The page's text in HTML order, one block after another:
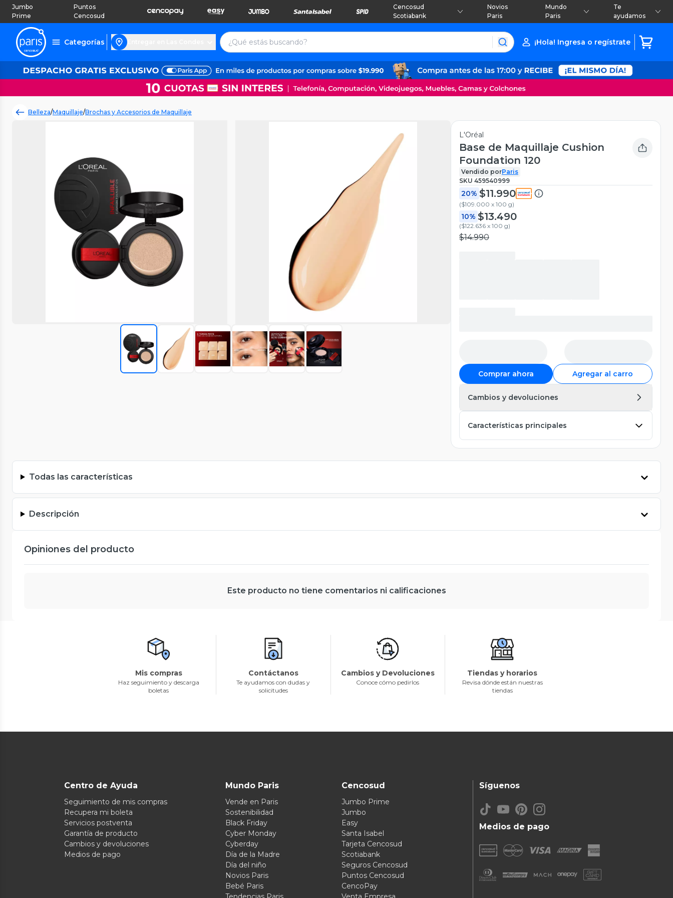
Jumbo
Prime
Puntos
Cencosud
Cencosud
Scotiabank
Novios
Paris
Mundo
Paris
Te
ayudamos
Categorías ¡Hola! Ingresa o regístrate
Belleza/Maquillaje/Brochas y Accesorios de Maquillaje
L'Oréal
Base de Maquillaje Cushion
Foundation 120
Vendido porParis
SKU 459540999
20% $11.990
($109.000 x 100 g)
10% $13.490
($122.636 x 100 g)
$14.990
Comprar ahora Agregar al carro
Cambios y devoluciones
Características principales
Todas las características
Descripción
Opiniones del producto
Este producto no tiene comentarios ni calificaciones
Mis compras
Haz seguimiento y descarga
boletas
Contáctanos
Te ayudamos con dudas y
solicitudes
Cambios y Devoluciones
Conoce cómo pedirlos
Tiendas y horarios
Revisa dónde están nuestras
tiendas
Centro de Ayuda
Seguimiento de mis compras
Recupera mi boleta
Servicios postventa
Garantía de producto
Cambios y devoluciones
Medios de pago
Mundo Paris
Vende en Paris
Sostenibilidad
Black Friday
Cyber Monday
Cyberday
Día de la Madre
Día del niño
Novios Paris
Bebé Paris
Cencosud
Jumbo Prime
Jumbo
Easy
Santa Isabel
Tarjeta Cencosud
Scotiabank
Seguros Cencosud
Puntos Cencosud
CencoPay
Medios de pago
Síguenos